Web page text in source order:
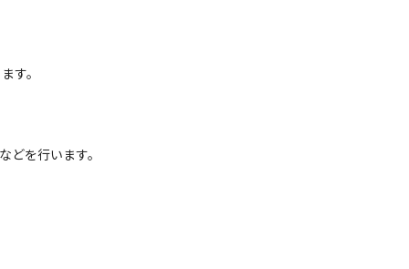
す。
を行います。